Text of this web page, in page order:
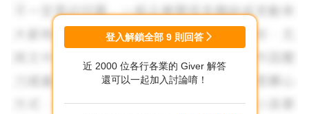
登入解鎖全部 9 則回答
近 2000 位各行各業的 Giver 解答
還可以一起加入討論唷！